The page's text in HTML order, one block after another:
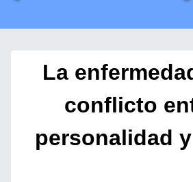
La
conflicto
personalidad